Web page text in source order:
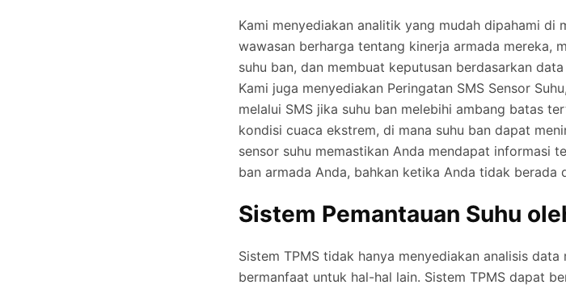
Kami menyediakan analitik yang mudah dipahami di
wawasan berharga tentang kinerja armada mereka,
suhu ban, dan membuat keputusan berdasarkan
Kami juga menyediakan Peringatan SMS Sensor
melalui SMS jika suhu ban melebihi ambang batas
kondisi cuaca ekstrem, di mana suhu ban dapat
sensor suhu memastikan Anda mendapat informasi
ban armada Anda, bahkan ketika Anda tidak berada
Sistem Pemantauan Suhu
Sistem TPMS tidak hanya menyediakan analisis
bermanfaat untuk hal-hal lain. Sistem TPMS dapat